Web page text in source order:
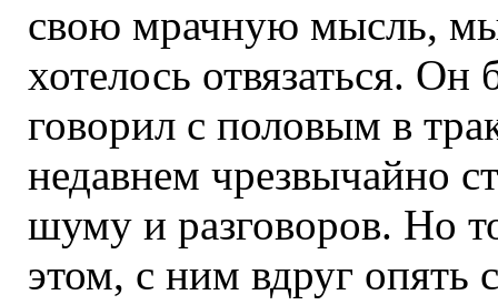
свою мрачную мысль,
хотелось отвязаться.
говорил с половым в
недавнем чрезвычайно
шуму и разговоров. Но
этом, с ним вдруг опять